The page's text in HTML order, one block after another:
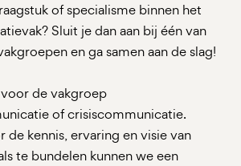
of specialisme binnen het
Sluit je dan aan bij één van
en ga samen aan de slag!
de vakgroep
of crisiscommunicatie.
de kennis, ervaring en visie van
te bundelen kunnen we een